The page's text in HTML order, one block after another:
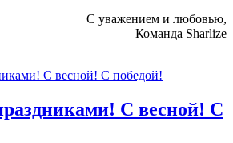
С уважением и любовью,
Команда Sharlize
С весной! С